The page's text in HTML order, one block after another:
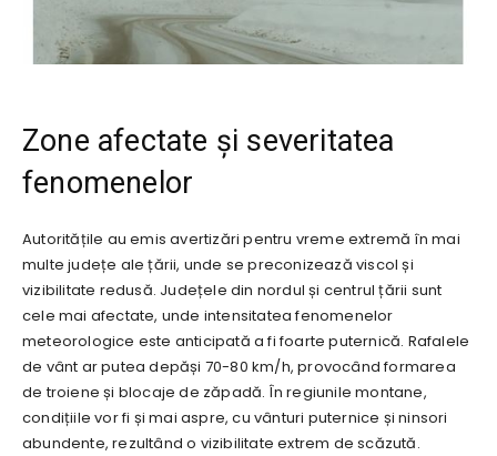
Zone afectate și severitatea
fenomenelor
Autoritățile au emis avertizări pentru vreme extremă în mai
multe județe ale țării, unde se preconizează viscol și
vizibilitate redusă. Județele din nordul și centrul țării sunt
cele mai afectate, unde intensitatea fenomenelor
meteorologice este anticipată a fi foarte puternică. Rafalele
de vânt ar putea depăși 70-80 km/h, provocând formarea
de troiene și blocaje de zăpadă. În regiunile montane,
condițiile vor fi și mai aspre, cu vânturi puternice și ninsori
abundente, rezultând o vizibilitate extrem de scăzută.